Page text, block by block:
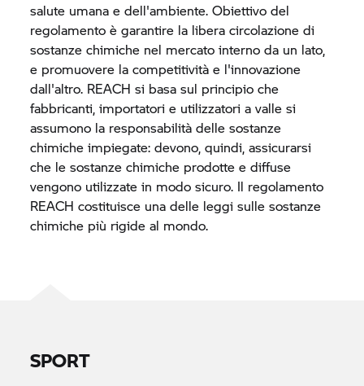
salute umana e dell'ambiente. Obiettivo del
regolamento è garantire la libera circolazione di
sostanze chimiche nel mercato interno da un lato,
e promuovere la competitività e l'innovazione
dall'altro. REACH si basa sul principio che
fabbricanti, importatori e utilizzatori a valle si
assumono la responsabilità delle sostanze
chimiche impiegate: devono, quindi, assicurarsi
che le sostanze chimiche prodotte e diffuse
vengono utilizzate in modo sicuro. Il regolamento
REACH costituisce una delle leggi sulle sostanze
chimiche più rigide al mondo.
SPORT